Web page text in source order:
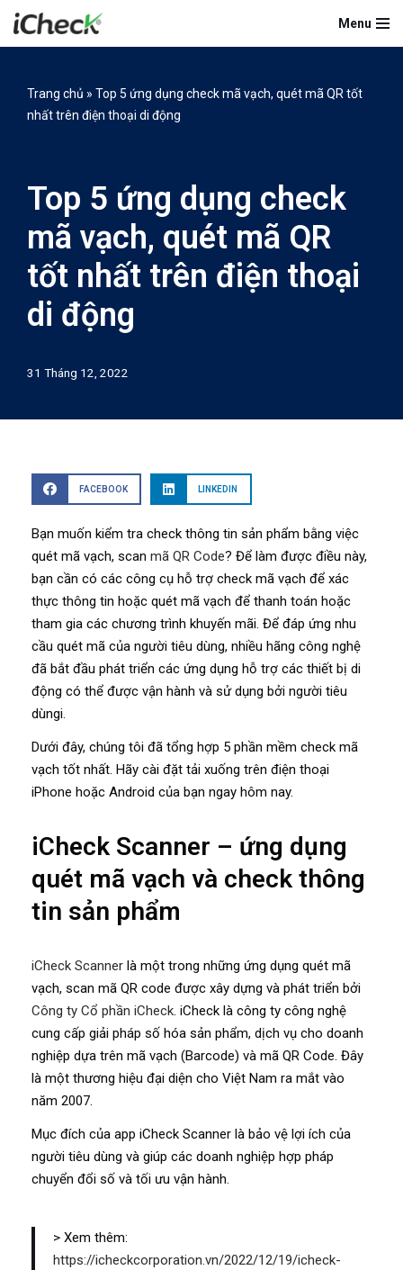
Chuyển
nội
dung
Menu
Trang chủ » Top 5 ứng dụng check mã vạch, quét mã QR tốt
nhất trên điện thoại di động
Top 5 ứng dụng check
mã vạch, quét mã QR
tốt nhất trên điện thoại
di động
31 Tháng 12, 2022
FACEBOOK LINKEDIN
Bạn muốn kiểm tra check thông tin sản phẩm bằng việc
quét mã vạch, scan mã QR Code? Để làm được điều này,
bạn cần có các công cụ hỗ trợ check mã vạch để xác
thực thông tin hoặc quét mã vạch để thanh toán hoặc
tham gia các chương trình khuyến mãi. Để đáp ứng nhu
cầu quét mã của người tiêu dùng, nhiều hãng công nghệ
đã bắt đầu phát triển các ứng dụng hỗ trợ các thiết bị di
động có thể được vận hành và sử dụng bởi người tiêu
dùngi.
Dưới đây, chúng tôi đã tổng hợp 5 phần mềm check mã
vạch tốt nhất. Hãy cài đặt tải xuống trên điện thoại
iPhone hoặc Android của bạn ngay hôm nay.
iCheck Scanner – ứng dụng
quét mã vạch và check thông
tin sản phẩm
iCheck Scanner là một trong những ứng dụng quét mã
vạch, scan mã QR code được xây dựng và phát triển bởi
Công ty Cổ phần iCheck. iCheck là công ty công nghệ
cung cấp giải pháp số hóa sản phẩm, dịch vụ cho doanh
nghiệp dựa trên mã vạch (Barcode) và mã QR Code. Đây
là một thương hiệu đại diện cho Việt Nam ra mắt vào
năm 2007.
Mục đích của app iCheck Scanner là bảo vệ lợi ích của
người tiêu dùng và giúp các doanh nghiệp hợp pháp
chuyển đổi số và tối ưu vận hành.
> Xem thêm:
https://icheckcorporation.vn/2022/12/19/icheck-